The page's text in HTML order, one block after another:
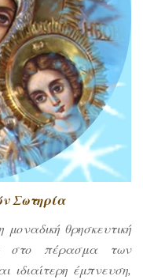
Σωτηρία
θρησκευτική
στο πέρασμα των
ιδιαίτερη έμπνευση,